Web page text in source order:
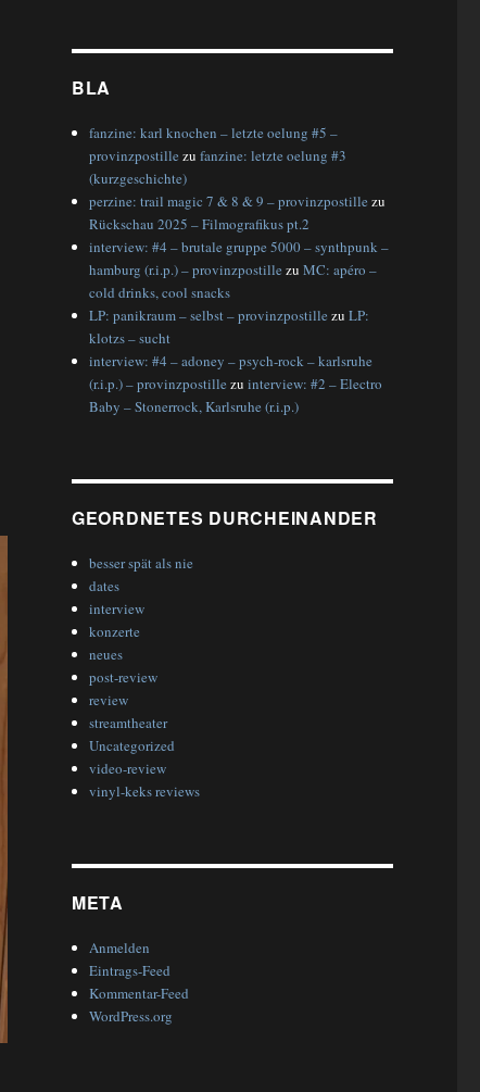
BLA
fanzine: karl knochen – letzte oelung #5 –
provinzpostille zufanzine: letzte oelung #3
(kurzgeschichte)
perzine: trail magic 7 & 8 & 9 – provinzpostille zu
Rückschau 2025 – Filmografikus pt.2
interview: #4 – brutale gruppe 5000 – synthpunk –
hamburg (r.i.p.) – provinzpostille zuMC: apéro –
cold drinks, cool snacks
LP: panikraum – selbst – provinzpostille zuLP:
klotzs – sucht
interview: #4 – adoney – psych-rock – karlsruhe
(r.i.p.) – provinzpostille zuinterview: #2 – Electro
Baby – Stonerrock, Karlsruhe (r.i.p.)
GEORDNETES DURCHEINANDER
besser spät als nie
dates
interview
konzerte
neues
post-review
review
streamtheater
Uncategorized
video-review
vinyl-keks reviews
META
Anmelden
Eintrags-Feed
Kommentar-Feed
WordPress.org